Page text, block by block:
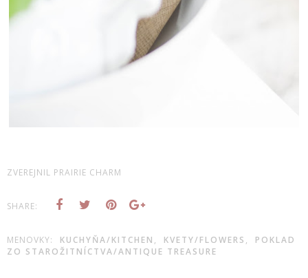
ZVEREJNIL PRAIRIE CHARM
SHARE:
MENOVKY: KUCHYŇA/KITCHEN , KVETY/FLOWERS ,
POKLAD
ZO STAROŽITNÍCTVA/ANTIQUE TREASURE